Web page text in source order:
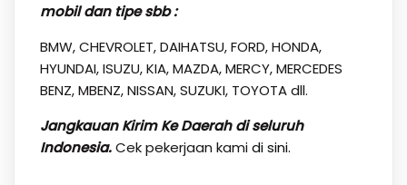
mobil dan tipe sbb :
BMW, CHEVROLET, DAIHATSU, FORD, HONDA,
HYUNDAI, ISUZU, KIA, MAZDA, MERCY, MERCEDES
BENZ, MBENZ, NISSAN, SUZUKI, TOYOTA dll.
Jangkauan Kirim Ke Daerah di seluruh
Indonesia.Cek pekerjaan kamidi sini.